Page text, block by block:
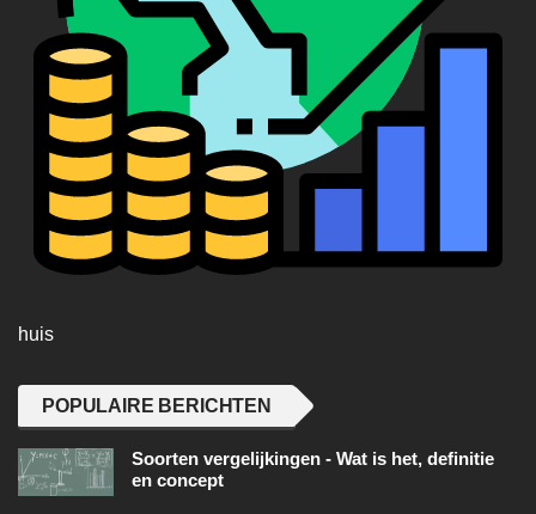
huis
POPULAIRE BERICHTEN
Soorten vergelijkingen - Wat is het, definitie
en concept